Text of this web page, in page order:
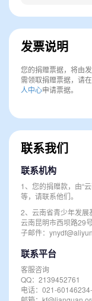
发票说明
您的捐赠票据，将由
需领取捐赠票据，请
人中心申请票据。
联系我们
联系机构
1、您的捐赠款，由“
等，请联系他们。
2、云南省青少年发展
云南昆明市西坝路29
子邮件：
联系平台
客服咨询
QQ：2139452761
电话：021-